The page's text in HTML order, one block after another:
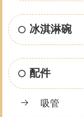
冰淇淋碗
配件
吸管